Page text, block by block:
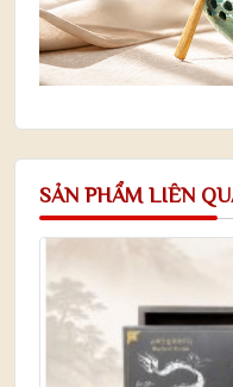
SẢN PHẨM LIÊN